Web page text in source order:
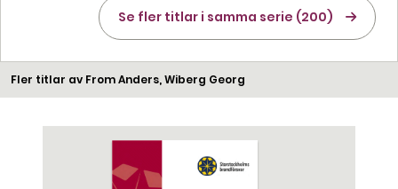
Se fler titlar i samma serie (200)
Fler titlar av From Anders, Wiberg Georg